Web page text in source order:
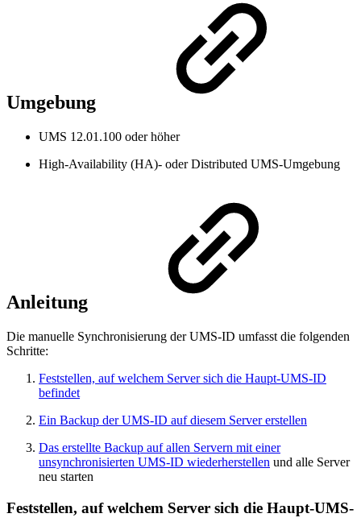
Umgebung
UMS 12.01.100 oder höher
High-Availability (HA)- oder Distributed UMS-Umgebung
Anleitung
Die manuelle Synchronisierung der UMS-ID umfasst die folgenden
Schritte:
Feststellen, auf welchem Server sich die Haupt-UMS-ID
befindet
Ein Backup der UMS-ID auf diesem Server erstellen
Das erstellte Backup auf allen Servern mit einer
unsynchronisierten UMS-ID wiederherstellen und alle Server
neu starten
Feststellen, auf welchem Server sich die Haupt-UMS-